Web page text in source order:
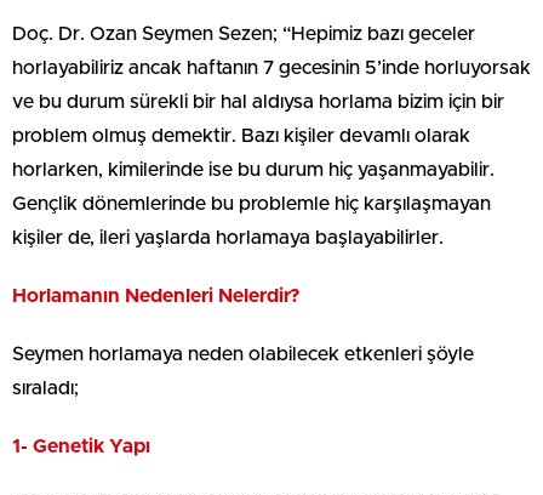
Doç. Dr. Ozan Seymen Sezen; “Hepimiz bazı geceler
horlayabiliriz ancak haftanın 7 gecesinin 5’inde horluyorsak
ve bu durum sürekli bir hal aldıysa horlama bizim için bir
problem olmuş demektir. Bazı kişiler devamlı olarak
horlarken, kimilerinde ise bu durum hiç yaşanmayabilir.
Gençlik dönemlerinde bu problemle hiç karşılaşmayan
kişiler de, ileri yaşlarda horlamaya başlayabilirler.
Horlamanın Nedenleri Nelerdir?
Seymen horlamaya neden olabilecek etkenleri şöyle
sıraladı;
1- Genetik Yapı